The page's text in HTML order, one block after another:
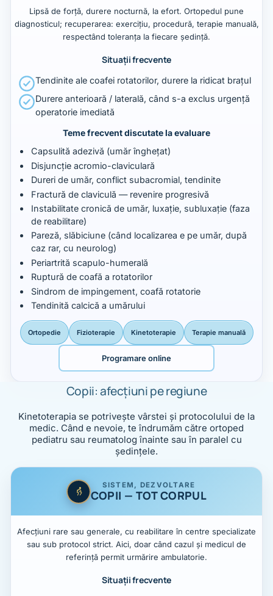
Lipsă de forță, durere nocturnă, la efort. Ortopedul pune
diagnosticul; recuperarea: exercițiu, procedură, terapie manuală,
respectând toleranța la fiecare ședință.
Situații frecvente
Tendinite ale coafei rotatorilor, durere la ridicat brațul
Durere anterioară / laterală, când s-a exclus urgență
operatorie imediată
Teme frecvent discutate la evaluare
Capsulită adezivă (umăr înghețat)
Disjuncție acromio-claviculară
Dureri de umăr, conflict subacromial, tendinite
Fractură de claviculă — revenire progresivă
Instabilitate cronică de umăr, luxație, subluxație (faza
de reabilitare)
Pareză, slăbiciune (când localizarea e pe umăr, după
caz rar, cu neurolog)
Periartrită scapulo-humerală
Ruptură de coafă a rotatorilor
Sindrom de impingement, coafă rotatorie
Tendinită calcică a umărului
Ortopedie Fizioterapie Kinetoterapie Terapie manuală
Programare online
Copii: afecțiuni pe regiune
Kinetoterapia se potrivește vârstei și protocolului de la
medic. Când e nevoie, te îndrumăm către ortoped
pediatru sau reumatolog înainte sau în paralel cu
ședințele.
SISTEM, DEZVOLTARE
COPII — TOT CORPUL
Afecțiuni rare sau generale, cu reabilitare în centre specializate
sau sub protocol strict. Aici, doar când cazul și medicul de
referință permit urmărire ambulatorie.
Situații frecvente